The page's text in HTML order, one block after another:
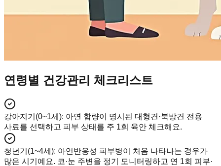
연령별 건강관리 체크리스트
강아지기(0~1세): 아연 함량이 명시된 대형견·북방견 전용
사료를 선택하고 피부 상태를 주 1회 육안 체크해요.
청년기(1~4세): 아연반응성 피부병이 처음 나타나는 경우가
많은 시기예요. 코·눈 주변을 정기 모니터링하고 연 1회 피부·